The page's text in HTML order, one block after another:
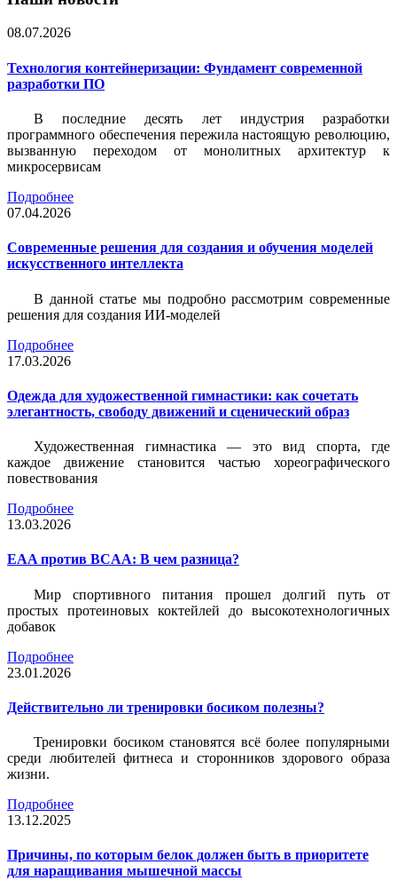
08.07.2026
Технология контейнеризации: Фундамент современной
разработки ПО
В последние десять лет индустрия разработки
программного обеспечения пережила настоящую революцию,
вызванную переходом от монолитных архитектур к
микросервисам
Подробнее
07.04.2026
Современные решения для создания и обучения моделей
искусственного интеллекта
В данной статье мы подробно рассмотрим современные
решения для создания ИИ-моделей
Подробнее
17.03.2026
Одежда для художественной гимнастики: как сочетать
элегантность, свободу движений и сценический образ
Художественная гимнастика — это вид спорта, где
каждое движение становится частью хореографического
повествования
Подробнее
13.03.2026
EAA против BCAA: В чем разница?
Мир спортивного питания прошел долгий путь от
простых протеиновых коктейлей до высокотехнологичных
добавок
Подробнее
23.01.2026
Действительно ли тренировки босиком полезны?
Тренировки босиком становятся всё более популярными
среди любителей фитнеса и сторонников здорового образа
жизни.
Подробнее
13.12.2025
Причины, по которым белок должен быть в приоритете
для наращивания мышечной массы